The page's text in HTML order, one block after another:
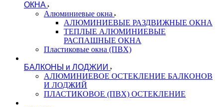
ОКНА
Алюминиевые окна
АЛЮМИНИЕВЫЕ РАЗДВИЖНЫЕ ОКНА
ТЕПЛЫЕ АЛЮМИНИЕВЫЕ
РАСПАШНЫЕ ОКНА
Пластиковые окна (ПВХ)
БАЛКОНЫ и ЛОДЖИИ
АЛЮМИНИЕВОЕ ОСТЕКЛЕНИЕ БАЛКОНОВ
И ЛОДЖИЙ
ПЛАСТИКОВОЕ (ПВХ) ОСТЕКЛЕНИЕ